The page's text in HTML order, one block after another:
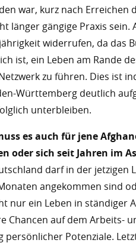
war, kurz nach Erreichen
länger gängige Praxis
widerrufen, da das
ist, ein Leben am Rande
zu führen. Dies ist
Württemberg deutlich
unterbleiben.
es auch für jene
oder sich seit Jahren im
darf in der jetzigen
angekommen sind
nur ein Leben in ständiger
Chancen auf dem Arbeits-
persönlicher Potenziale.